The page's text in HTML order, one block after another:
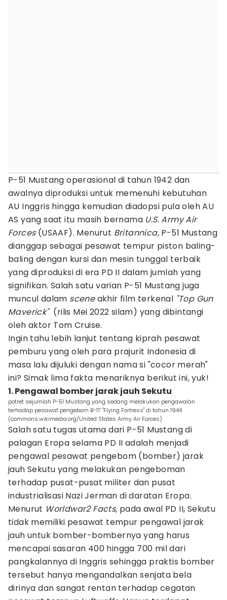
P-51 Mustang operasional di tahun 1942 dan
awalnya diproduksi untuk memenuhi kebutuhan
AU Inggris hingga kemudian diadopsi pula oleh AU
AS yang saat itu masih bernama U.S. Army Air
Forces (USAAF). Menurut Britannica, P-51 Mustang
dianggap sebagai pesawat tempur piston baling-
baling dengan kursi dan mesin tunggal terbaik
yang diproduksi di era PD II dalam jumlah yang
signifikan. Salah satu varian P-51 Mustang juga
muncul dalam sceneakhir film terkenal "Top Gun
Maverick" (rilis Mei 2022 silam) yang dibintangi
oleh aktor Tom Cruise.
Ingin tahu lebih lanjut tentang kiprah pesawat
pemburu yang oleh para prajurit Indonesia di
masa lalu dijuluki dengan nama si "cocor merah"
ini? Simak lima fakta menariknya berikut ini, yuk!
1. Pengawal bomber jarak jauh Sekutu
potret sejumlah P-51 Mustang yang sedang melakukan pengawalan
terhadap pesawat pengebom B-17 "Flying Fortress" di tahun 1944
(commons.wikimedia.org/United States Army Air Forces)
Salah satu tugas utama dari P-51 Mustang di
palagan Eropa selama PD II adalah menjadi
pengawal pesawat pengebom (bomber) jarak
jauh Sekutu yang melakukan pengeboman
terhadap pusat-pusat militer dan pusat
industrialisasi Nazi Jerman di daratan Eropa.
Menurut Worldwar2 Facts, pada awal PD II, Sekutu
tidak memiliki pesawat tempur pengawal jarak
jauh untuk bomber-bombernya yang harus
mencapai sasaran 400 hingga 700 mil dari
pangkalannya di Inggris sehingga praktis bomber
tersebut hanya mengandalkan senjata bela
dirinya dan sangat rentan terhadap cegatan